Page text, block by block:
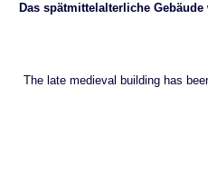
Das spätmittelalterliche
The late medieval building has